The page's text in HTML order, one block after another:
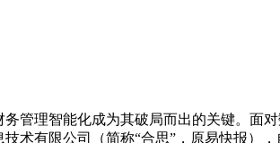
管理智能化成为其破局而出的关键。面
术有限公司（简称“合思”，原易快报）